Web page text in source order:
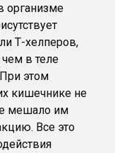
организме
Т-хелперов,
в теле
этом
кишечнике не
мешало им
Все это